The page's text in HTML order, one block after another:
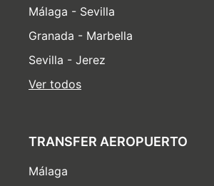
Málaga - Sevilla
Granada - Marbella
Sevilla - Jerez
Ver todos
TRANSFER AEROPUERTO
Málaga